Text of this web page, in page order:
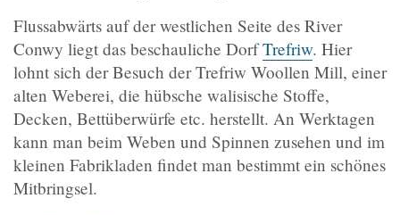
Flussabwärts auf der westlichen Seite des River
Conwy liegt das beschauliche DorfTrefriw. Hier
lohnt sich der Besuch der Trefriw Woollen Mill, einer
alten Weberei, die hübsche walisische Stoffe,
Decken, Bettüberwürfe etc. herstellt. An Werktagen
kann man beim Weben und Spinnen zusehen und im
kleinen Fabrikladen findet man bestimmt ein schönes
Mitbringsel.